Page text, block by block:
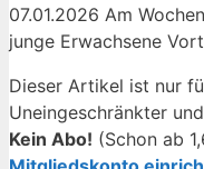
07.01.2026 Am
junge Erwachsene
Dieser Artikel ist nur
Uneingeschränkter
Kein Abo! (Schon ab